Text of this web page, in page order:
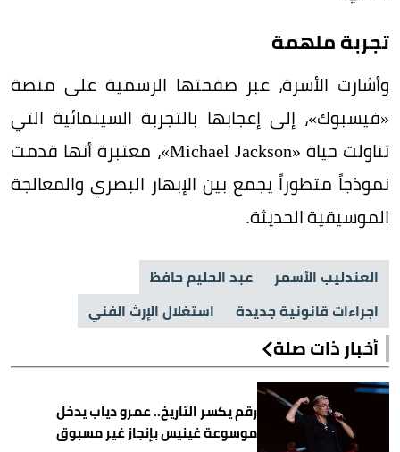
تجربة ملهمة
وأشارت الأسرة، عبر صفحتها الرسمية على منصة
«فيسبوك»، إلى إعجابها بالتجربة السينمائية التي
تناولت حياة «Michael Jackson»، معتبرة أنها قدمت
نموذجاً متطوراً يجمع بين الإبهار البصري والمعالجة
الموسيقية الحديثة.
العندليب الأسمر
عبد الحليم حافظ
اجراءات قانونية جديدة
استغلال الإرث الفني
أخبار ذات صلة
رقم يكسر التاريخ.. عمرو دياب يدخل
موسوعة غينيس بإنجاز غير مسبوق